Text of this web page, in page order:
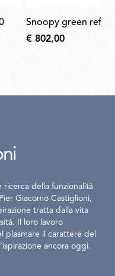
snoopy green
€ 802,00
ricerca della funzionalità
Giacomo Castiglioni,
tratta dalla vita
Il loro lavoro
plasmare il carattere del
ancora oggi.